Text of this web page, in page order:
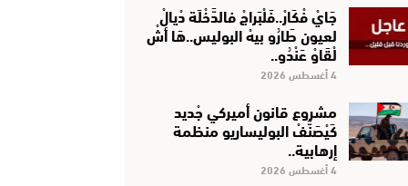
جَايْ فْكَارْ..فَلْبَراجْ فالدَّخْلَة دْيالْ
لعيون طَارُو بيهْ البوليس..هَا أشْ
لْقَاوْ عَنْدُو..
4 أغسطس 2026
مشروع قانون أميركي جْديد
كَيْصَنَّفْ البوليساريو منظمة
إرهابية..
4 أغسطس 2026